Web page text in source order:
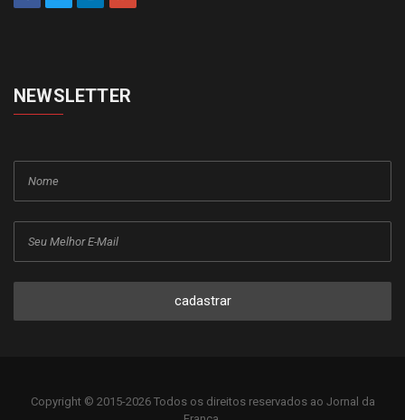
NEWSLETTER
cadastrar
Copyright © 2015-2026 Todos os direitos reservados ao Jornal da